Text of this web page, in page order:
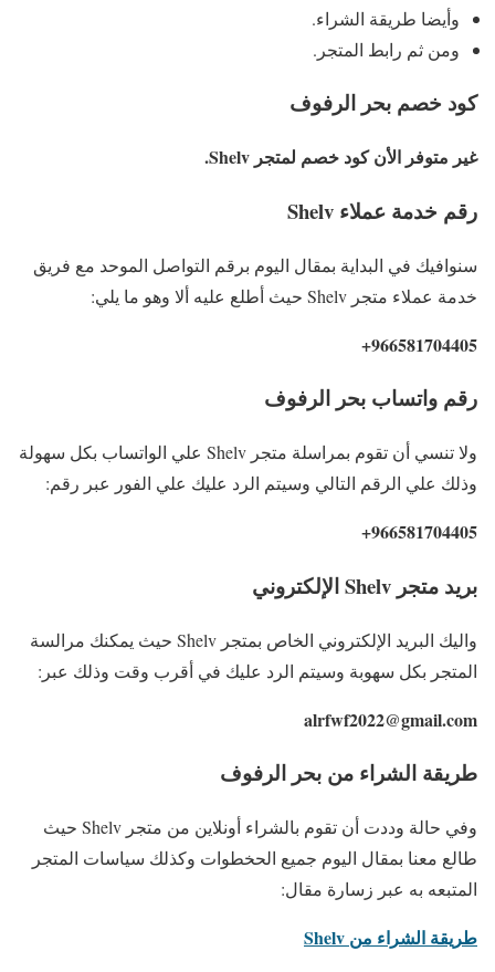
وأيضا طريقة الشراء.
ومن ثم رابط المتجر.
كود خصم بحر الرفوف
غير متوفر الأن كود خصم لمتجر Shelv.
رقم خدمة عملاء Shelv
سنوافيك في البداية بمقال اليوم برقم التواصل الموحد مع فريق
خدمة عملاء متجر Shelv حيث أطلع عليه ألا وهو ما يلي:
966581704405+
رقم واتساب بحر الرفوف
ولا تنسي أن تقوم بمراسلة متجر Shelv علي الواتساب بكل سهولة
وذلك علي الرقم التالي وسيتم الرد عليك علي الفور عبر رقم:
966581704405+
بريد متجر Shelv الإلكتروني
واليك البريد الإلكتروني الخاص بمتجر Shelv حيث يمكنك مرالسة
المتجر بكل سهوبة وسيتم الرد عليك في أقرب وقت وذلك عبر:
alrfwf2022@gmail.com
طريقة الشراء من بحر الرفوف
وفي حالة وددت أن تقوم بالشراء أونلاين من متجر Shelv حيث
طالع معنا بمقال اليوم جميع الحخطوات وكذلك سياسات المتجر
المتبعه به عبر زسارة مقال:
طريقة الشراء من Shelv